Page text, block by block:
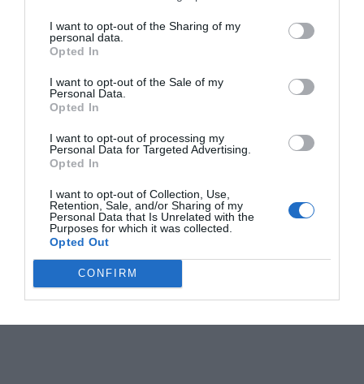
I want to opt-out of the Sharing of my
personal data.
Opted In
I want to opt-out of the Sale of my
Personal Data.
Opted In
I want to opt-out of processing my
Personal Data for Targeted Advertising.
Opted In
I want to opt-out of Collection, Use,
Retention, Sale, and/or Sharing of my
Personal Data that Is Unrelated with the
Purposes for which it was collected.
Opted Out
CONFIRM